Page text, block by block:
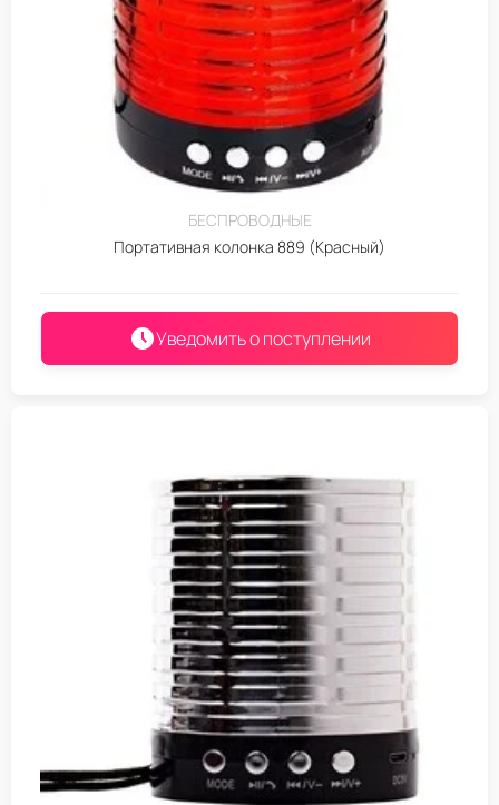
БЕСПРОВОДНЫЕ
Портативная колонка 889 (Красный)
Уведомить о поступлении